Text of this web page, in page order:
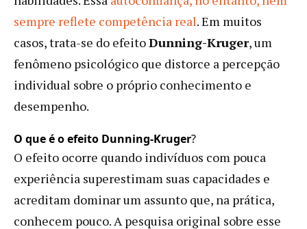
sempre reflete competência real. Em muitos
casos, trata-se do efeitoDunning-Kruger, um
fenômeno psicológico que distorce a percepção
individual sobre o próprio conhecimento e
desempenho.
O que é o efeito Dunning-Kruger?
O efeito ocorre quando indivíduos com pouca
experiência superestimam suas capacidades e
acreditam dominar um assunto que, na prática,
conhecem pouco. A pesquisa original sobre esse